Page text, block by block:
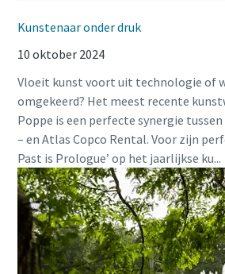
Kunstenaar onder druk
10 oktober 2024
Vloeit kunst voort uit technologie of
omgekeerd? Het meest recente
Poppe is een perfecte synergie
– en Atlas Copco Rental. Voor zijn
Past is Prologue’ op het jaarlijkse ku...